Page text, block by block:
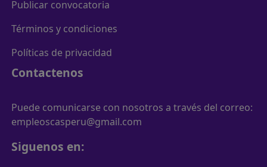
Publicar convocatoria
Términos y condiciones
Políticas de privacidad
Contactenos
Puede comunicarse con nosotros a través del correo:
empleoscasperu@gmail.com
Siguenos en: